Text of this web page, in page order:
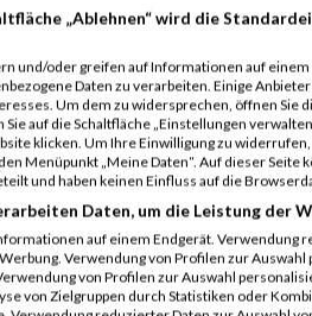
Lamberti
Huber
Ewen
Alles
Lewis
Holzknecht
Fandel
Rohe
Scheck
„Ablehnen“ wird die
und/oder greifen auf Informationen auf einem
Daten zu verarbeiten. Einige
Um dem zu widersprechen, öffnen Sie
auf die Schaltfläche „Einstellungen
klicken. Um Ihre Einwilligung zu
Menüpunkt „Meine Daten“. Auf dieser
und haben keinen Einfluss auf die
Daten, um die Leistung der
auf einem Endgerät. Verwendung
Verwendung von Profilen zur
von Profilen zur Auswahl
von Zielgruppen durch Statistiken oder